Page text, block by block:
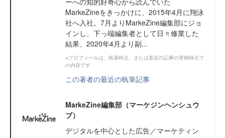
MarkeZineをきっかけに、2015年4月に翔泳
社へ入社。7月よりMarkeZine編集部にジョ
インし、下っ端編集者として日々修業した
結果、2020年4月より副...
※プロフィールは、執筆時点、または直近の記事の寄稿時点で
の内容です
この著者の最近の執筆記事
MarkeZine編集部（マーケジンヘンシュウ
ブ）
デジタルを中心とした広告／マーケティン